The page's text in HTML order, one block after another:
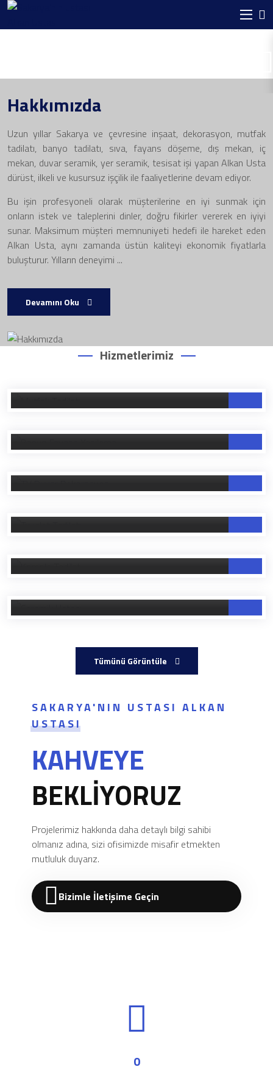
Banyo Fayans Yenileme
Mükemmel Işçilik Ve Harika Tasarımlar...
DETAYLAR
Hakkımızda
Uzun yıllar Sakarya ve çevresine inşaat, dekorasyon, mutfak
tadilatı, banyo tadilatı, sıva, fayans döşeme, dış mekan, iç
mekan, duvar seramik, yer seramik, tesisat işi yapan Alkan Usta
dürüst, ilkeli ve kusursuz işçilik ile faaliyetlerine devam ediyor.
Bu işin profesyoneli olarak müşterilerine en iyi sunmak için
onların istek ve taleplerini dinler, doğru fikirler vererek en iyiyi
sunar. Maksimum müşteri memnuniyeti hedefi ile hareket eden
Alkan Usta, aynı zamanda üstün kaliteyi ekonomik fiyatlarla
buluşturur. Yılların deneyimi ...
Devamını Oku
Hizmetlerimiz
Tümünü Görüntüle
SAKARYA'NIN USTASI ALKAN
USTASI
KAHVEYE
BEKLİYORUZ
Projelerimiz hakkında daha detaylı bilgi sahibi
olmanız adına, sizi ofisimizde misafir etmekten
mutluluk duyarız.
Bizimle İletişime Geçin
0